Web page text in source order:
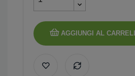
AGGIUNGI AL